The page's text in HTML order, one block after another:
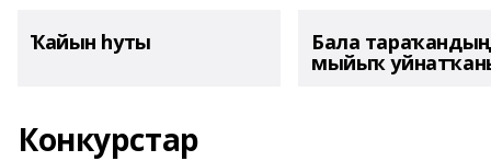
Ҡайын һуты Бала тараҡандың
мыйыҡ
Конкурстар